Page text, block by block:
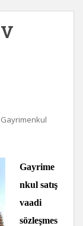
Gayrimenkul
Gayrime
nkul satış
vaadi
sözleşmes